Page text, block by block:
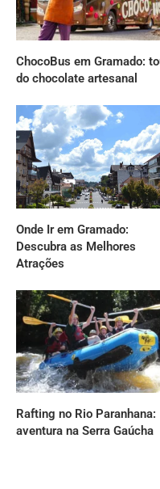
ChocoBus em Gramado:
do chocolate artesanal
Onde Ir em Gramado:
Descubra as Melhores
Atrações
Rafting no Rio Paranhana:
aventura na Serra Gaúcha